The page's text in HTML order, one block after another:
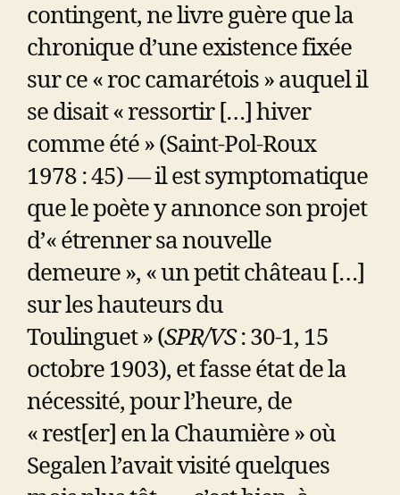
contingent, ne livre guère que la
chronique d’une existence fixée
sur ce « roc camarétois » auquel il
se disait « ressortir […] hiver
comme été » (Saint-Pol-Roux
1978 : 45) — il est symptomatique
que le poète y annonce son projet
d’« étrenner sa nouvelle
demeure », « un petit château […]
sur les hauteurs du
Toulinguet » (SPR/VS: 30-1, 15
octobre 1903), et fasse état de la
nécessité, pour l’heure, de
« rest[er] en la Chaumière » où
Segalen l’avait visité quelques